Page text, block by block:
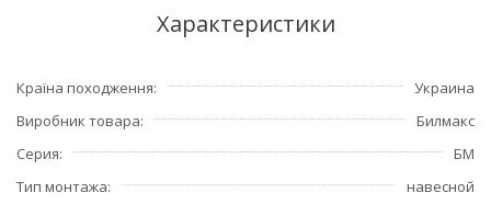
Характеристики
Країна походження
Украина
Виробник товара
Билмакс
Серия
БМ
Тип монтажа
навесной